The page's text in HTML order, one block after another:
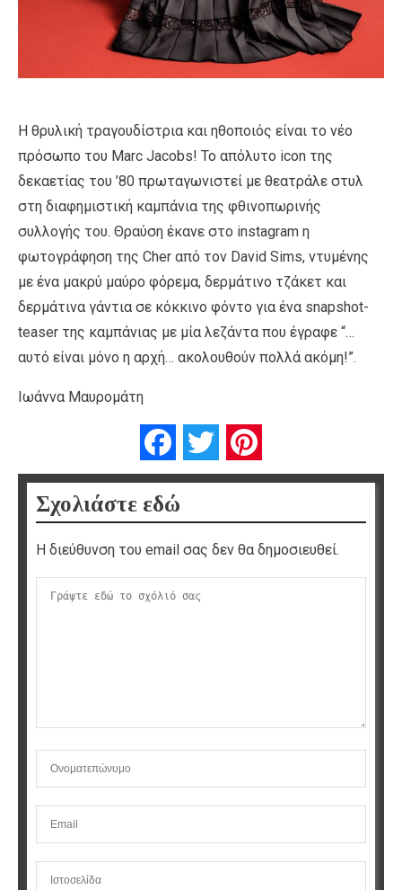
Η θρυλική τραγουδίστρια και ηθοποιός είναι το νέο
πρόσωπο του Μarc Jacobs! To απόλυτο icon της
δεκαετίας του ’80 πρωταγωνιστεί με θεατράλε στυλ
στη διαφημιστική καμπάνια της φθινοπωρινής
συλλογής του. Θραύση έκανε στο instagram η
φωτογράφηση της Cher από τον David Sims, ντυμένης
με ένα μακρύ μαύρο φόρεμα, δερμάτινο τζάκετ και
δερμάτινα γάντια σε κόκκινο φόντο για ένα snapshot-
teaser της καμπάνιας με μία λεζάντα που έγραφε “…
αυτό είναι μόνο η αρχή… ακολουθούν πολλά ακόμη!”.
Ιωάννα Μαυρομάτη
FacebookTwitter
Σχολιάστε εδώ
Η διεύθυνση του email σας δεν θα δημοσιευθεί.